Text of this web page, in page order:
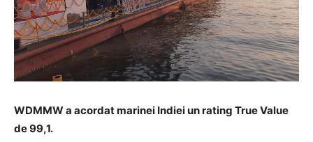
WDMMW a acordat marinei Indiei un rating True Value
de 99,1.